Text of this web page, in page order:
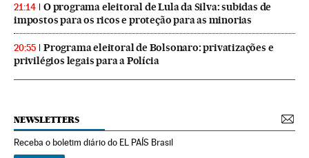
21:14
O programa eleitoral de Lula da Silva: subidas de
impostos para os ricos e proteção para as minorias
20:55
Programa eleitoral de Bolsonaro: privatizações e
privilégios legais para a Polícia
NEWSLETTERS
Receba o boletim diário do EL PAÍS Brasil